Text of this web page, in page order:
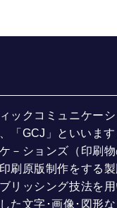
ックコミュニケー
「GCJ」といいま
－ションズ（印刷
刷原版制作をする
リッシング技法を
た文字･画像･図形